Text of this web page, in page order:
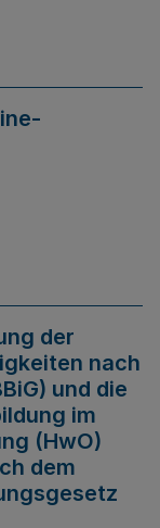
der
nach
und die
im
(HwO)
dem